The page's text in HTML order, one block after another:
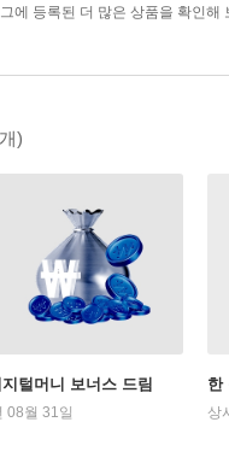
에 등록된 더 많은 상품을 확인해
)
털머니 보너스 드림
08월 31일
한
상